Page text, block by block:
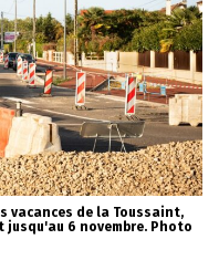
vacances de la Toussaint,
6 novembre. Photo